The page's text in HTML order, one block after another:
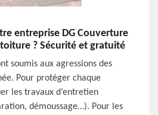
entreprise DG Couverture
? Sécurité et gratuité
soumis aux agressions des
Pour protéger chaque
les travaux d’entretien
démoussage…). Pour les